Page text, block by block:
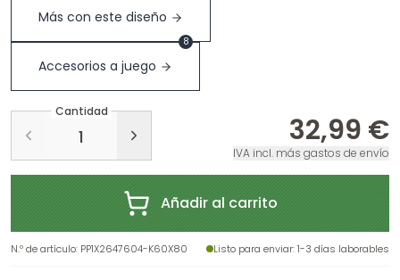
Más con este diseño
Accesorios a juego
8
Cantidad
32,99 €
IVA incl. más gastos de envío
Añadir al carrito
N.º de artículo: PP1X2647604-K60X80 Listo para enviar: 1-3 días laborables